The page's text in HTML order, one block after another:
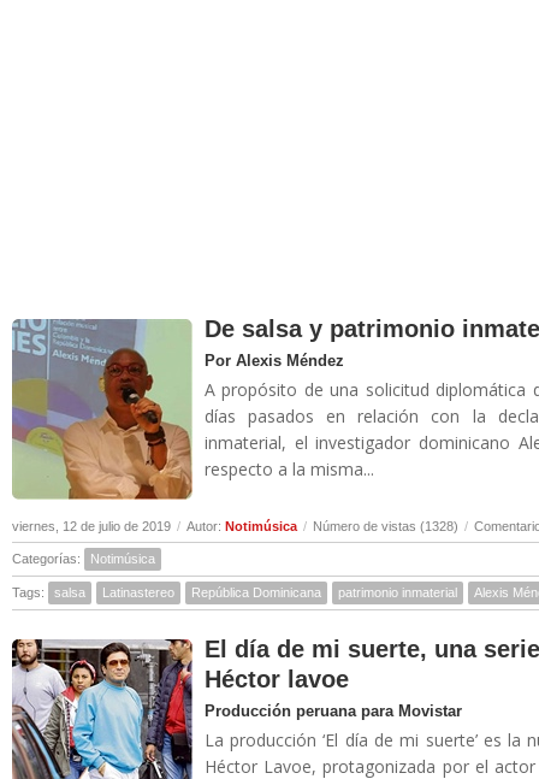
De salsa y patrimonio
Por Alexis Méndez
A propósito de una solicitud diplomática
días pasados en relación con la
inmaterial, el investigador dominicano
respecto a la misma...
viernes, 12 de julio de 2019 / Autor: Notimúsica / Número de vistas (1328) /
Categorías: Notimúsica
Tags: salsa Latinastereo República Dominicana patrimonio inmaterial Alexis
El día de mi suerte, una
Héctor lavoe
Producción peruana para Movistar
La producción ‘El día de mi suerte’ es
Héctor Lavoe, protagonizada por el